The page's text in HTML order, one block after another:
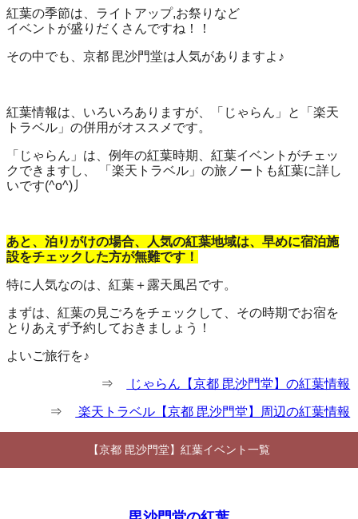
紅葉の季節は、ライトアップ,お祭りなど
イベントが盛りだくさんですね！！
その中でも、京都 毘沙門堂は人気がありますよ♪
紅葉情報は、いろいろありますが、「じゃらん」と「楽天
トラベル」の併用がオススメです。
「じゃらん」は、例年の紅葉時期、紅葉イベントがチェッ
クできますし、 「楽天トラベル」の旅ノートも紅葉に詳し
いです(^o^)丿
あと、泊りがけの場合、人気の紅葉地域は、早めに宿泊施
設をチェックした方が無難です！
特に人気なのは、紅葉＋露天風呂です。
まずは、紅葉の見ごろをチェックして、その時期でお宿を
とりあえず予約しておきましょう！
よいご旅行を♪
⇒ じゃらん【京都 毘沙門堂】の紅葉情報
⇒ 楽天トラベル【京都 毘沙門堂】周辺の紅葉情報
【京都 毘沙門堂】紅葉イベント一覧